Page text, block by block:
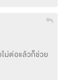
ม่ต่อแล้วก็ช่วย